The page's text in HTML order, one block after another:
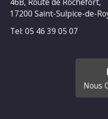
17200 Saint-Sulpice-de-
Tel: 05 46 39 05 07
Nous